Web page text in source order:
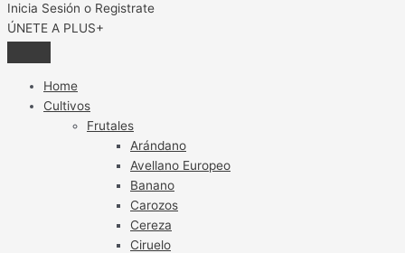
Inicia Sesión o Registrate
ÚNETE A PLUS+
Home
Cultivos
Frutales
Arándano
Avellano Europeo
Banano
Carozos
Cereza
Ciruelo